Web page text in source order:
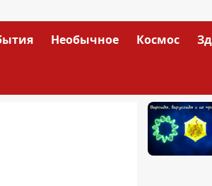
Необычное Космос